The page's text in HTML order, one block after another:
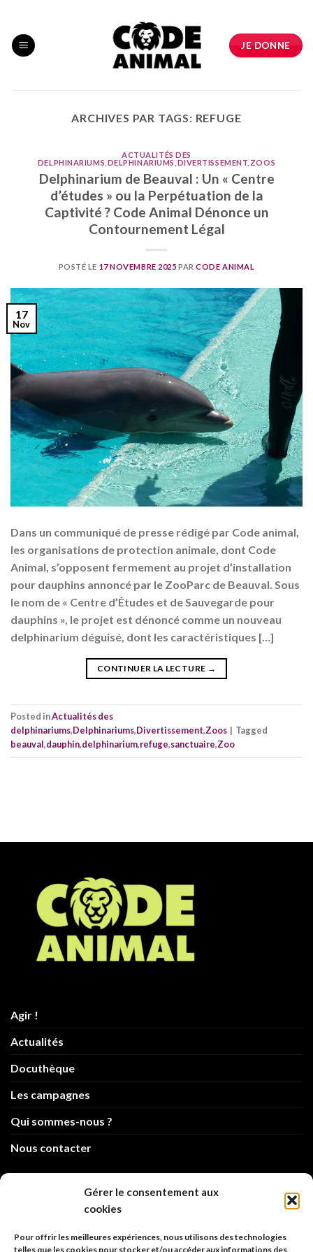
Gérer le consentement aux
cookies
Pour offrir les meilleures expériences, nous utilisons des technologies
telles que les cookies pour stocker et/ou accéder aux informations des
content
JE DONNE
ARCHIVES PAR TAGS: REFUGE
ACTUALITÉS DES
DELPHINARIUMS DELPHINARIUMS DIVERTISSEMENT ZOOS
Delphinarium de Beauval : Un « Centre
d’études » ou la Perpétuation de la
Captivité ? Code Animal Dénonce un
Contournement Légal
POSTÉ LE 17 NOVEMBRE 2025 PARCODE ANIMAL
17
Nov
Dans un communiqué de presse rédigé par Code animal,
les organisations de protection animale, dont Code
Animal, s’opposent fermement au projet d’installation
pour dauphins annoncé par le ZooParc de Beauval. Sous
le nom de « Centre d’Études et de Sauvegarde pour
dauphins », le projet est dénoncé comme un nouveau
delphinarium déguisé, dont les caractéristiques […]
CONTINUER LA LECTURE →
Posted inActualités des
delphinariums,Delphinariums,Divertissement,Zoos | Tagged
beauval,dauphin,delphinarium,refuge,sanctuaire,Zoo
Agir !
Actualités
Docuthèque
Les campagnes
Qui sommes-nous ?
Nous contacter
info@code-animal.com